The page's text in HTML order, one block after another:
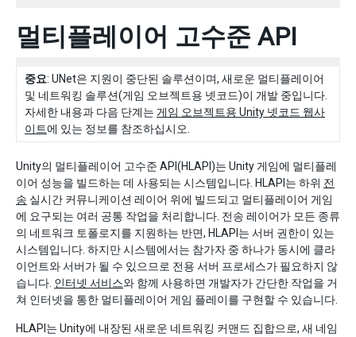
멀티플레이어 고수준 API
중요: UNet은 지원이 중단된 솔루션이며, 새로운 멀티플레이어
및 네트워킹 솔루션(게임 오브젝트용 넷코드)이 개발 중입니다.
자세한 내용과 다음 단계는 게임 오브젝트용 Unity 넷코드 웹사
이트에 있는 정보를 참조하십시오.
Unity의 멀티플레이어 고수준 API(HLAPI)는 Unity 게임에 멀티플레
이어 성능을 빌드하는 데 사용되는 시스템입니다. HLAPI는 하위 전
송 실시간 커뮤니케이션 레이어 위에 빌드되고 멀티플레이어 게임
에 요구되는 여러 공통 작업을 처리합니다. 전송 레이어가 모든 종류
의 네트워크 토폴로지를 지원하는 반면, HLAPI는 서버 권한이 있는
시스템입니다. 하지만 시스템에서는 참가자 중 하나가 동시에 클라
이언트와 서버가 될 수 있으므로 전용 서버 프로세스가 필요하지 않
습니다. 인터넷 서비스와 함께 사용하면 개발자가 간단한 작업을 거
쳐 인터넷을 통한 멀티플레이어 게임 플레이를 구현할 수 있습니다.
HLAPI는 Unity에 내장된 새로운 네트워킹 커맨드 집합으로, 새 네임